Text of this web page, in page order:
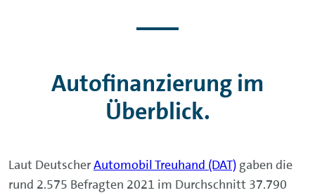
Autofinanzierung im
Überblick.
Laut DeutscherAutomobil Treuhand (DAT) gaben die
rund 2.575 Befragten 2021 im Durchschnitt 37.790